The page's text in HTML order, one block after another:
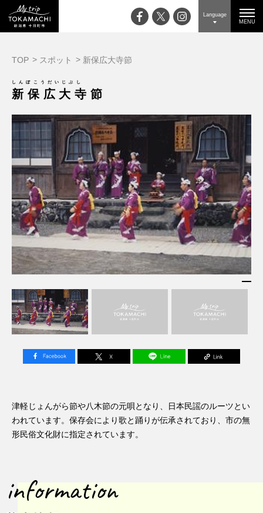
Language
MENU
TOP スポット 新保広大寺節
しんぼこうだいじぶし
新保広大寺節
津軽じょんがら節や八木節の元唄となり、日本民謡のルーツとい
われています。保存会により歌と踊りが伝承されており、市の無
形民俗文化財に指定されています。
information